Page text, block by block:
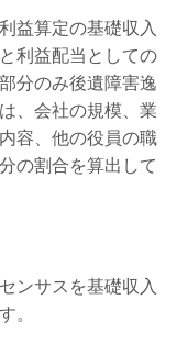
益算定の基礎収入
利益配当としての
分のみ後遺障害逸
、会社の規模、業
容、他の役員の職
の割合を算出して
ンサスを基礎収入
。